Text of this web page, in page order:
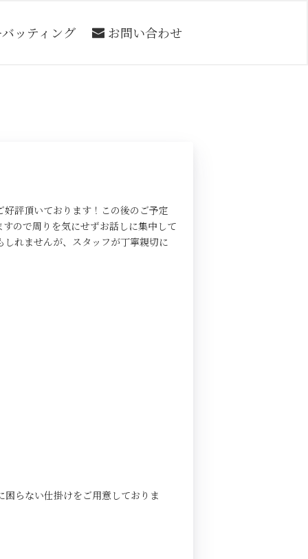
ッティング お問い合わせ
評頂いております！この後のご予定
ので周りを気にせずお話しに集中して
れませんが、スタッフが丁寧親切に
らない仕掛けをご用意しておりま